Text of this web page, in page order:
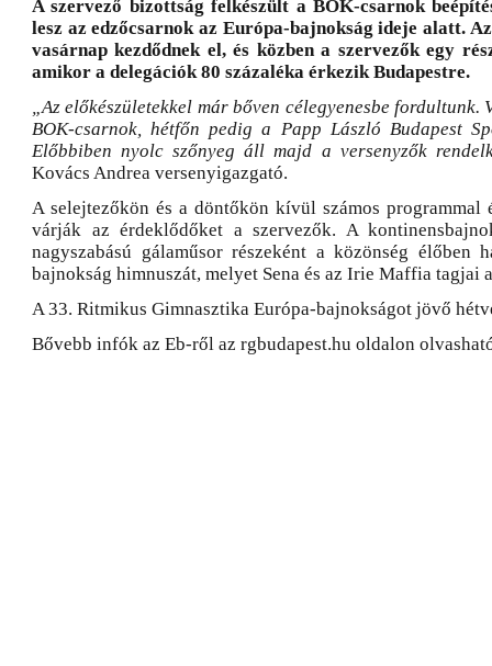
A szervező bizottság felkészült a BOK-csarnok
lesz az edzőcsarnok az Európa-bajnokság ideje alatt.
vasárnap kezdődnek el, és közben a szervezők egy
amikor a delegációk 80 százaléka érkezik Budapestre.
„Az előkészületekkel már bőven célegyenesbe fordultunk.
BOK-csarnok, hétfőn pedig a Papp László Budapest
Előbbiben nyolc szőnyeg áll majd a versenyzők
Kovács Andrea versenyigazgató.
A selejtezőkön és a döntőkön kívül számos programmal
várják az érdeklődőket a szervezők. A
nagyszabású gálaműsor részeként a közönség élőben
bajnokság himnuszát, melyet Sena és az Irie Maffia tagjai
A 33. Ritmikus Gimnasztika Európa-bajnokságot jövő
Bővebb infók az Eb-ről az rgbudapest.hu oldalon